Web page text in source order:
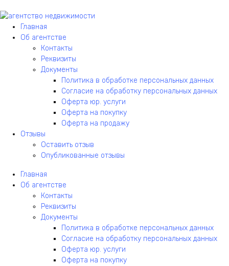
Главная
Об агентстве
Контакты
Реквизиты
Документы
Политика в обработке персональных данных
Согласие на обработку персональных данных
Оферта юр. услуги
Оферта на покупку
Оферта на продажу
Отзывы
Оставить отзыв
Опубликованные отзывы
Главная
Об агентстве
Контакты
Реквизиты
Документы
Политика в обработке персональных данных
Согласие на обработку персональных данных
Оферта юр. услуги
Оферта на покупку